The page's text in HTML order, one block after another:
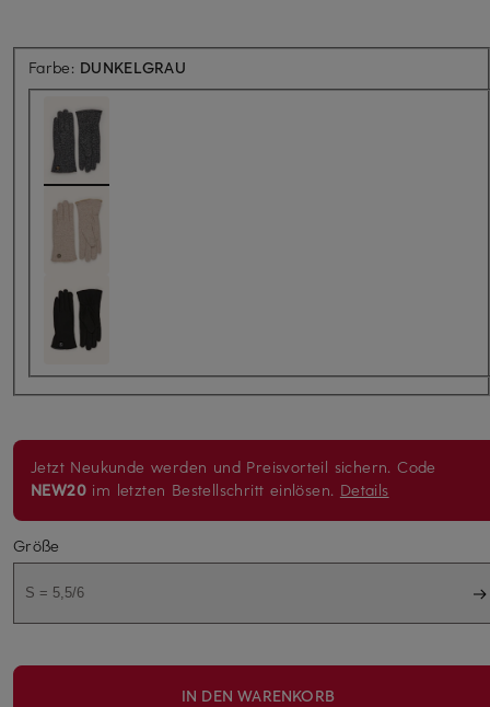
Farbe: DUNKELGRAU
Jetzt Neukunde werden und Preisvorteil sichern. Code
NEW20 im letzten Bestellschritt einlösen. Details
Größe
S = 5,5/6
IN DEN WARENKORB